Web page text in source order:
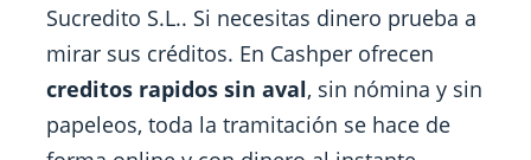
Sucredito S.L.. Si necesitas dinero prueba a
mirar sus créditos. En Cashper ofrecen
creditos rapidos sin aval, sin nómina y sin
papeleos, toda la tramitación se hace de